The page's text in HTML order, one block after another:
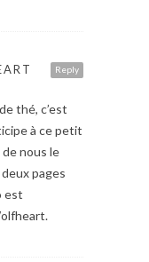
Reply
thé, c’est
à ce petit
nous le
pages
est